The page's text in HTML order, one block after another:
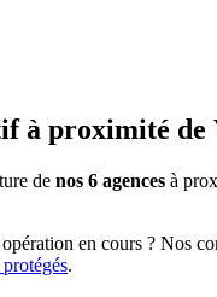
à proximité de
de nos 6 agences à
en cours ? Nos
.